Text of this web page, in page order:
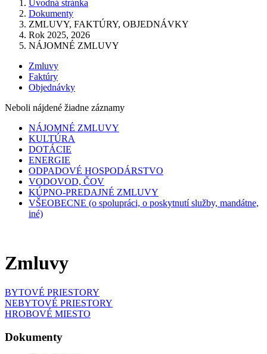
Úvodná stránka
Dokumenty
ZMLUVY, FAKTÚRY, OBJEDNÁVKY
Rok 2025, 2026
NÁJOMNÉ ZMLUVY
Zmluvy
Faktúry
Objednávky
Neboli nájdené žiadne záznamy
NÁJOMNÉ ZMLUVY
KULTÚRA
DOTÁCIE
ENERGIE
ODPADOVÉ HOSPODÁRSTVO
VODOVOD, ČOV
KÚPNO-PREDAJNÉ ZMLUVY
VŠEOBECNE (o spolupráci, o poskytnutí služby, mandátne,
iné)
Zmluvy
BYTOVÉ PRIESTORY
NEBYTOVÉ PRIESTORY
HROBOVÉ MIESTO
Dokumenty